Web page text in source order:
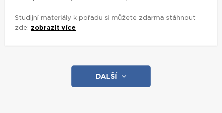
Studijní materiály k pořadu si můžete zdarma stáhnout
zde: zobrazit více
DALŠÍ